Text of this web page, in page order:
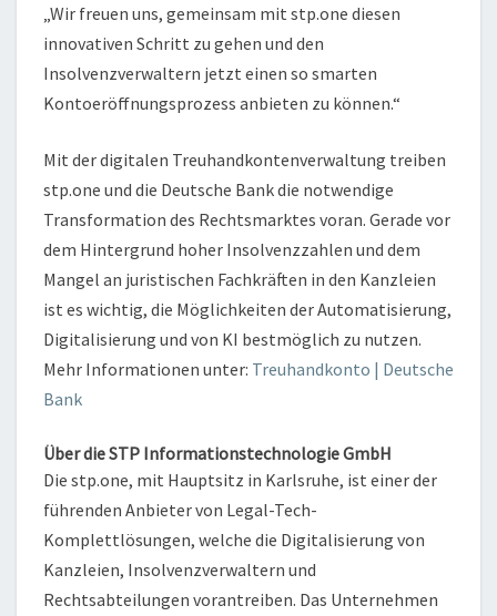
„Wir freuen uns, gemeinsam mit stp.one diesen
innovativen Schritt zu gehen und den
Insolvenzverwaltern jetzt einen so smarten
Kontoeröffnungsprozess anbieten zu können.“
Mit der digitalen Treuhandkontenverwaltung treiben
stp.one und die Deutsche Bank die notwendige
Transformation des Rechtsmarktes voran. Gerade vor
dem Hintergrund hoher Insolvenzzahlen und dem
Mangel an juristischen Fachkräften in den Kanzleien
ist es wichtig, die Möglichkeiten der Automatisierung,
Digitalisierung und von KI bestmöglich zu nutzen.
Mehr Informationen unter: Treuhandkonto | Deutsche
Bank
Über die STP Informationstechnologie GmbH
Die stp.one, mit Hauptsitz in Karlsruhe, ist einer der
führenden Anbieter von Legal-Tech-
Komplettlösungen, welche die Digitalisierung von
Kanzleien, Insolvenzverwaltern und
Rechtsabteilungen vorantreiben. Das Unternehmen